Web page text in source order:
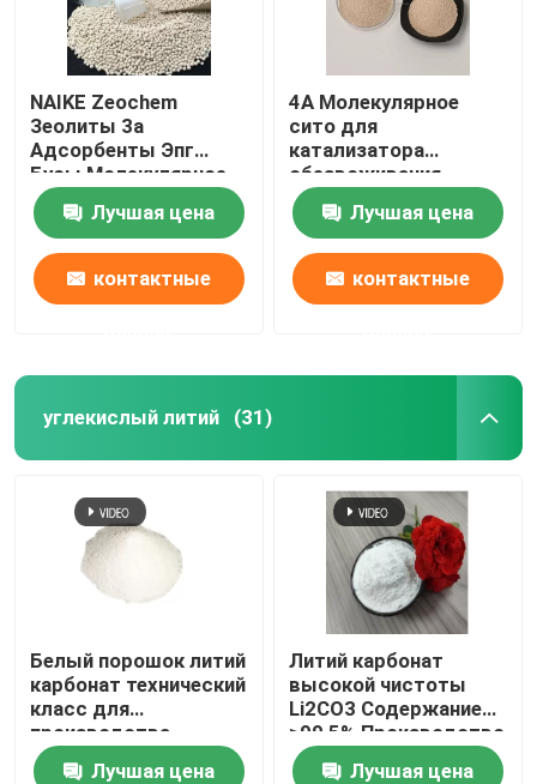
NAIKE Zeochem
Зеолиты 3a
Адсорбенты Эпг
Бусы Молекулярное
сито
Лучшая цена
контактные
4A Молекулярное
сито для
катализатора
обезвоживания
природного газа
Кислород Накс
Зеолит
Лучшая цена
контактные
углекислый литий (31)
Белый порошок литий
карбонат технический
класс для
производства
керамики
Лучшая цена
Литий карбонат
высокой чистоты
Li2CO3 Содержание
≥99,5% Производство
белого порошка
Лучшая цена